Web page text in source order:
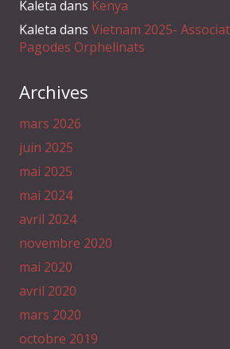
Kaleta dans Kenya
Kaleta dans Vietnam 2025-
Pagodes Orphelinats
Archives
mars 2026
juin 2025
mai 2025
mai 2024
avril 2024
novembre 2020
mai 2020
avril 2020
mars 2020
octobre 2019